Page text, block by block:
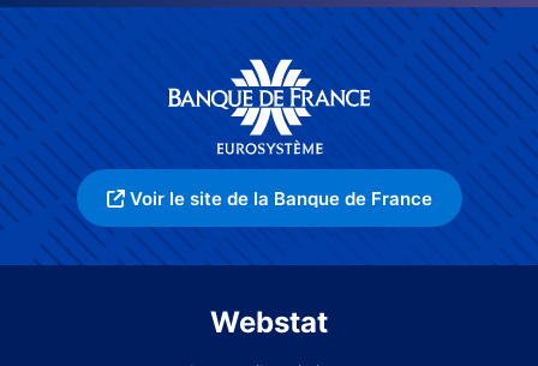
Voir le site de la Banque de France
Webstat